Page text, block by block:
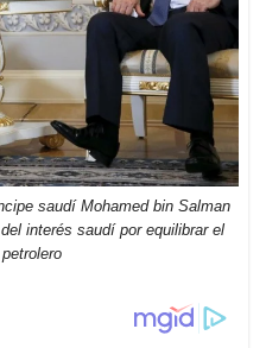
saudí Mohamed bin Salman
interés saudí por equilibrar el